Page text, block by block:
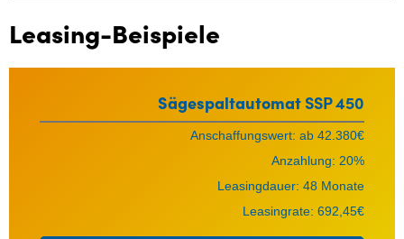
Leasing-Beispiele
Sägespaltautomat SSP 450
Anschaffungswert: ab 42.380€
Anzahlung: 20%
Leasingdauer: 48 Monate
Leasingrate: 692,45€